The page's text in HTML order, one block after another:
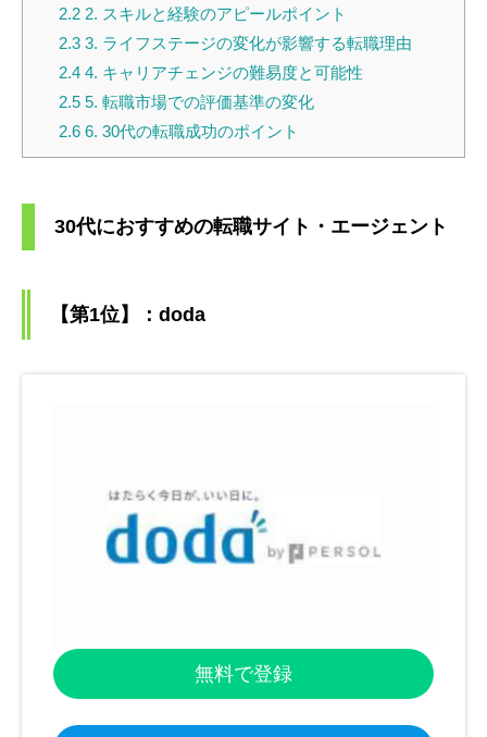
2.22. スキルと経験のアピールポイント
2.33. ライフステージの変化が影響する転職理由
2.44. キャリアチェンジの難易度と可能性
2.55. 転職市場での評価基準の変化
2.66. 30代の転職成功のポイント
30代におすすめの転職サイト・エージェント
【第1位】：doda
無料で登録